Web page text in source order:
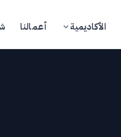
الأكاديمية أعمالنا